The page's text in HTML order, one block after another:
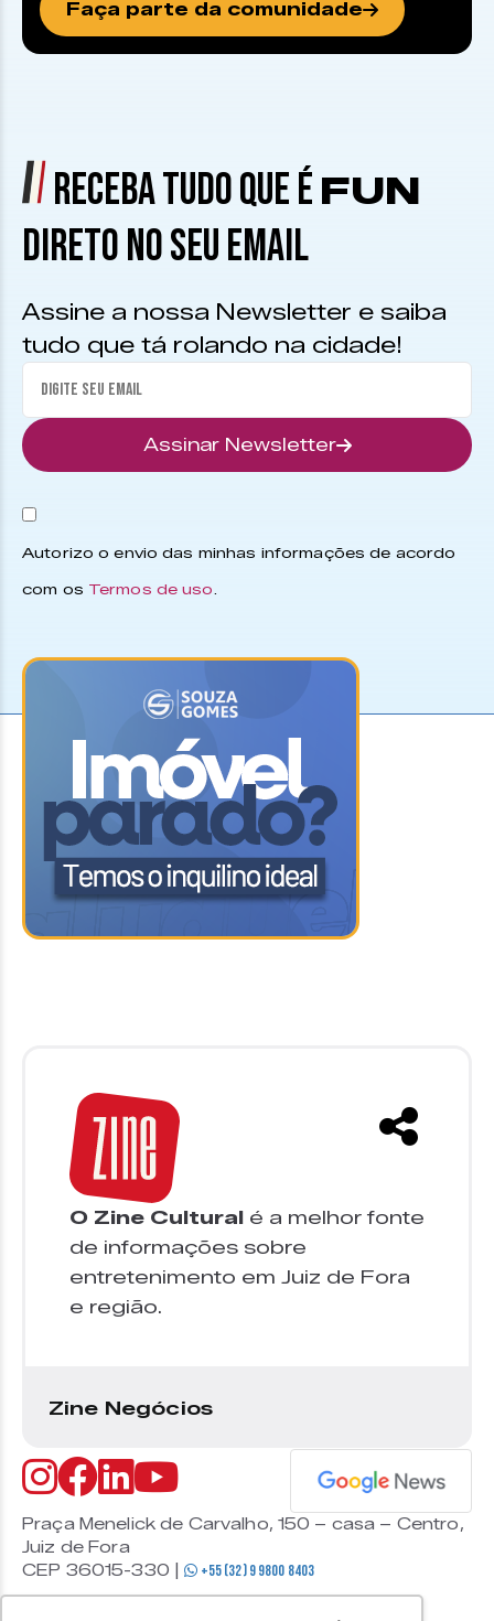
Faça parte da comunidade
RECEBA TUDO QUE É FUN
DIRETO NO SEU EMAIL
Assine a nossa Newsletter e saiba
tudo que tá rolando na cidade!
Assinar Newsletter
Autorizo o envio das minhas informações de acordo
com os Termos de uso.
O Zine Cultural é a melhor fonte
de informações sobre
entretenimento em Juiz de Fora
e região.
Zine Negócios
Praça Menelick de Carvalho, 150 – casa – Centro,
Juiz de Fora
CEP 36015-330 |
+55 (32) 9 9800 8403